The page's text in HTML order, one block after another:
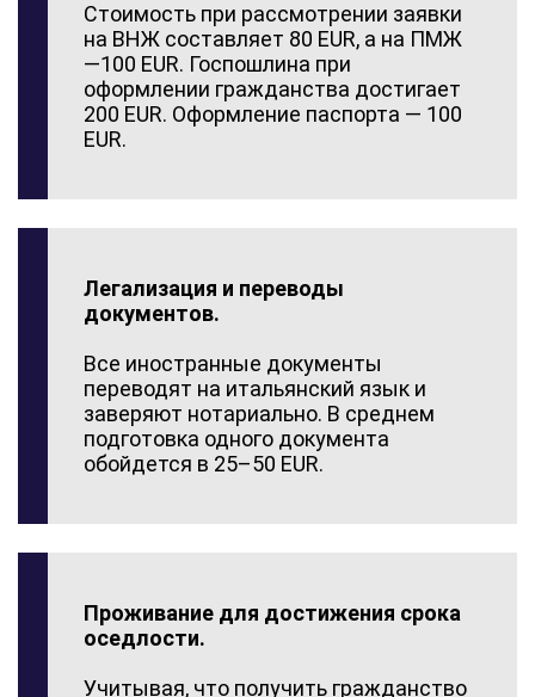
Стоимость при рассмотрении заявки
на ВНЖ составляет 80 EUR, а на ПМЖ
—100 EUR. Госпошлина при
оформлении гражданства достигает
200 EUR. Оформление паспорта — 100
EUR.
Легализация и переводы
документов.
Все иностранные документы
переводят на итальянский язык и
заверяют нотариально. В среднем
подготовка одного документа
обойдется в 25–50 EUR.
Проживание для достижения срока
оседлости.
Учитывая, что получить гражданство